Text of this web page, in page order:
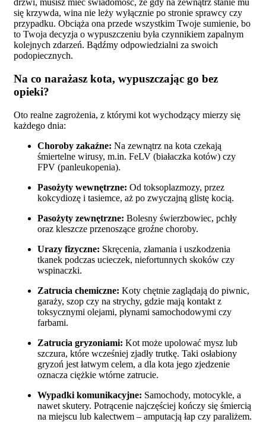
drzwi, musisz mieć świadomość, że gdy na zewnątrz stanie mu
się krzywda, wina nie leży wyłącznie po stronie sprawcy czy
przypadku. Obciąża ona przede wszystkim Twoje sumienie, bo
to Twoja decyzja o wypuszczeniu była czynnikiem zapalnym
kolejnych zdarzeń. Bądźmy odpowiedzialni za swoich
podopiecznych.
Na co narażasz kota, wypuszczając go bez
opieki?
Oto realne zagrożenia, z którymi kot wychodzący mierzy się
każdego dnia:
Choroby zakaźne: Na zewnątrz na kota czekają
śmiertelne wirusy, m.in. FeLV (białaczka kotów) czy
FPV (panleukopenia).
Pasożyty wewnętrzne: Od toksoplazmozy, przez
kokcydiozę i tasiemce, aż po zwyczajną glistę kocią.
Pasożyty zewnętrzne: Bolesny świerzbowiec, pchły
oraz kleszcze przenoszące groźne choroby.
Urazy fizyczne: Skręcenia, złamania i uszkodzenia
tkanek podczas ucieczek, niefortunnych skoków czy
wspinaczki.
Zatrucia chemiczne: Koty chętnie zaglądają do piwnic,
garaży, szop czy na strychy, gdzie mają kontakt z
toksycznymi olejami, płynami samochodowymi czy
farbami.
Zatrucia gryzoniami: Kot może upolować mysz lub
szczura, które wcześniej zjadły trutkę. Taki osłabiony
gryzoń jest łatwym celem, a dla kota jego zjedzenie
oznacza ciężkie wtórne zatrucie.
Wypadki komunikacyjne: Samochody, motocykle, a
nawet skutery. Potrącenie najczęściej kończy się śmiercią
na miejscu lub kalectwem – amputacją łap czy paraliżem.